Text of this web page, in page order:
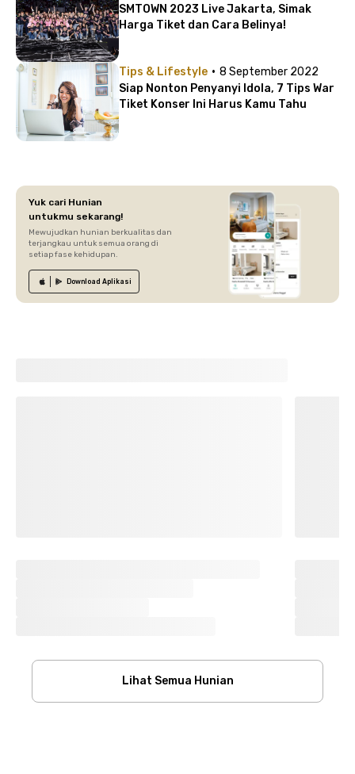
SMTOWN 2023 Live Jakarta, Simak
Harga Tiket dan Cara Belinya!
Tips & Lifestyle · 8 September 2022
Siap Nonton Penyanyi Idola, 7 Tips War
Tiket Konser Ini Harus Kamu Tahu
Yuk cari Hunian
untukmu sekarang!
Mewujudkan hunian berkualitas dan
terjangkau untuk semua orang di
setiap fase kehidupan.
Download Aplikasi
Lihat Semua Hunian